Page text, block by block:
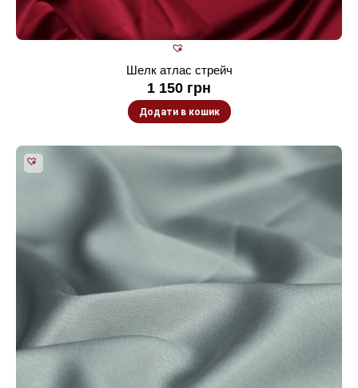
Шелк атлас стрейч
1 150 грн
Додати в кошик